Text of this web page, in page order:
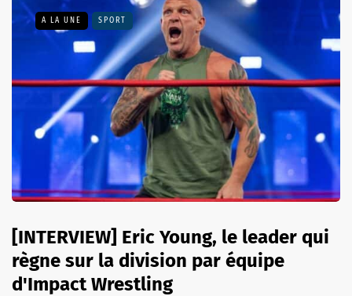
A LA UNE SPORT
[INTERVIEW] Eric Young, le leader qui
règne sur la division par équipe
d'Impact Wrestling